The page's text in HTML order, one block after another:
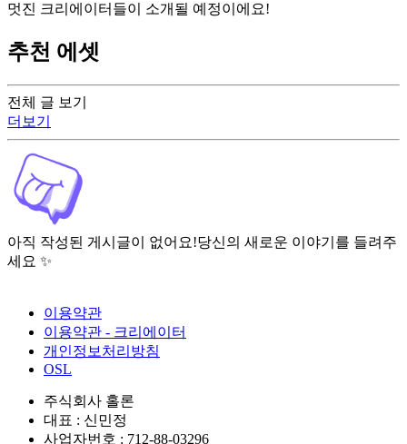
전체 글 보기
더보기
아직 작성된 게시글이 없어요!당신의 새로운 이야기를 들려주
세요 ✨
멋진 크리에이터들이 소개될 예정이에요!
추천 에셋
이용약관
이용약관 - 크리에이터
개인정보처리방침
OSL
주식회사 홀론
대표 : 신민정
사업자번호 : 712-88-03296